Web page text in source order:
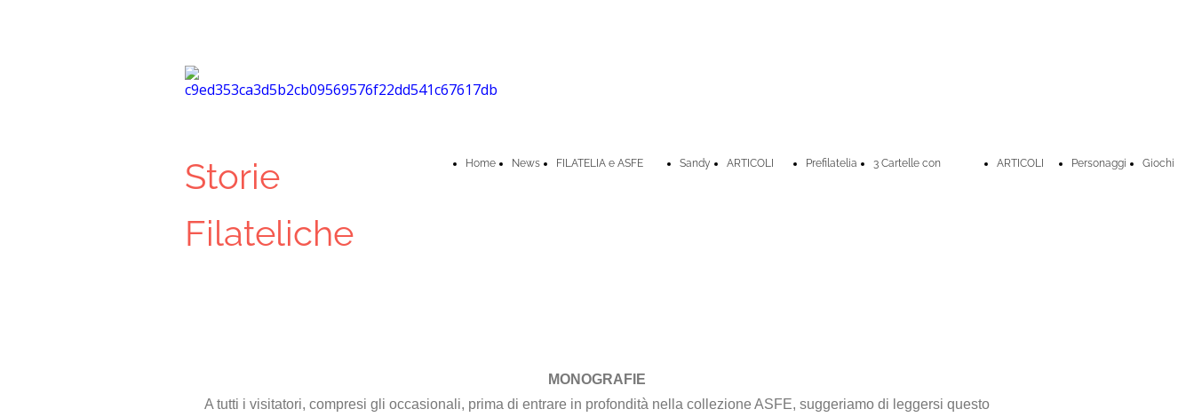
Home News FILATELIA e ASFE Sandy ARTICOLI Prefilatelia 3 Cartelle con ARTICOLI Personaggi Giochi
Storie
Filateliche
MONOGRAFIE
A tutti i visitatori, compresi gli occasionali, prima di entrare in profondità nella collezione ASFE, suggeriamo di leggersi questo